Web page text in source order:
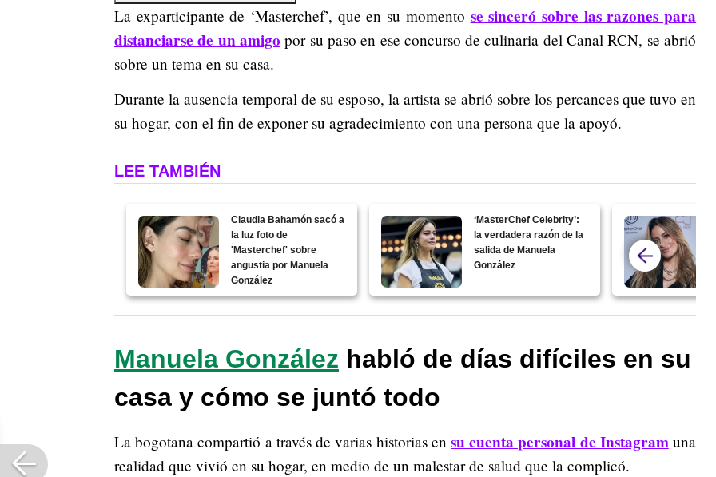
La exparticipante de ‘Masterchef’, que en su momento se sinceró sobre las razones para
distanciarse de un amigo por su paso en ese concurso de culinaria del Canal RCN, se abrió
sobre un tema en su casa.
Durante la ausencia temporal de su esposo, la artista se abrió sobre los percances que tuvo en
su hogar, con el fin de exponer su agradecimiento con una persona que la apoyó.
LEE TAMBIÉN
Claudia Bahamón sacó a
la luz foto de
'Masterchef' sobre
angustia por Manuela
González
‘MasterChef Celebrity’:
la verdadera razón de la
salida de Manuela
González
Manuela González habló de días difíciles en su
casa y cómo se juntó todo
La bogotana compartió a través de varias historias en su cuenta personal de Instagramuna
realidad que vivió en su hogar, en medio de un malestar de salud que la complicó.